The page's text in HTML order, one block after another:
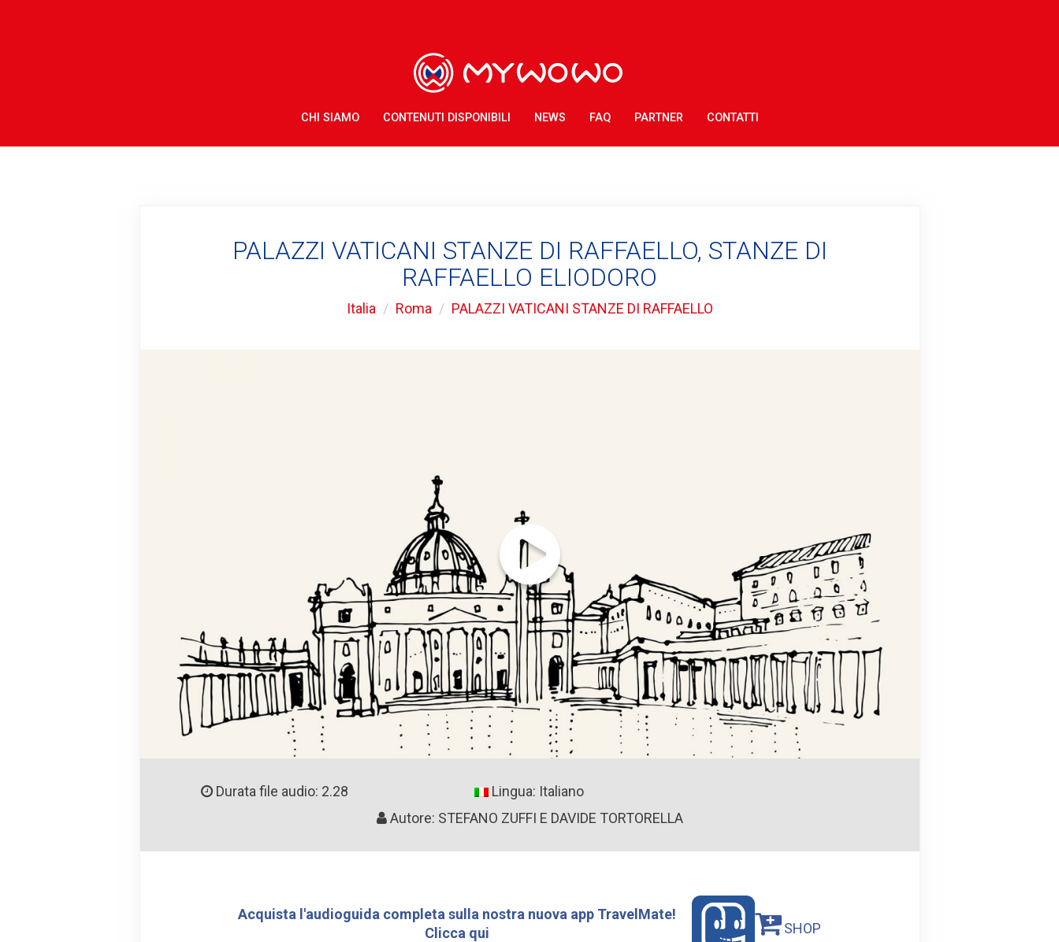
CHI SIAMO CONTENUTI DISPONIBILI NEWS FAQ PARTNER CONTATTI
PALAZZI VATICANI STANZE DI RAFFAELLO, STANZE DI
RAFFAELLO ELIODORO
Italia Roma PALAZZI VATICANI STANZE DI RAFFAELLO
Durata file audio: 2.28
Lingua: Italiano
Autore: STEFANO ZUFFI E DAVIDE TORTORELLA
Acquista l'audioguida completa sulla nostra nuova app TravelMate!
Clicca qui
SHOP